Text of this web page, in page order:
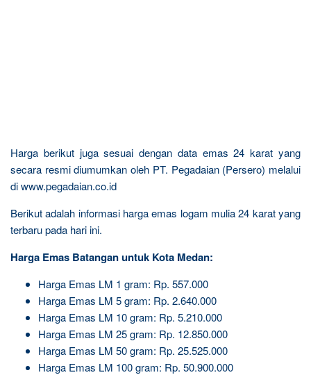
Harga berikut juga sesuai dengan data emas 24 karat yang
secara resmi diumumkan oleh PT. Pegadaian (Persero) melalui
di www.pegadaian.co.id
Berikut adalah informasi harga emas logam mulia 24 karat yang
terbaru pada hari ini.
Harga Emas Batangan untuk Kota Medan:
Harga Emas LM 1 gram: Rp. 557.000
Harga Emas LM 5 gram: Rp. 2.640.000
Harga Emas LM 10 gram: Rp. 5.210.000
Harga Emas LM 25 gram: Rp. 12.850.000
Harga Emas LM 50 gram: Rp. 25.525.000
Harga Emas LM 100 gram: Rp. 50.900.000